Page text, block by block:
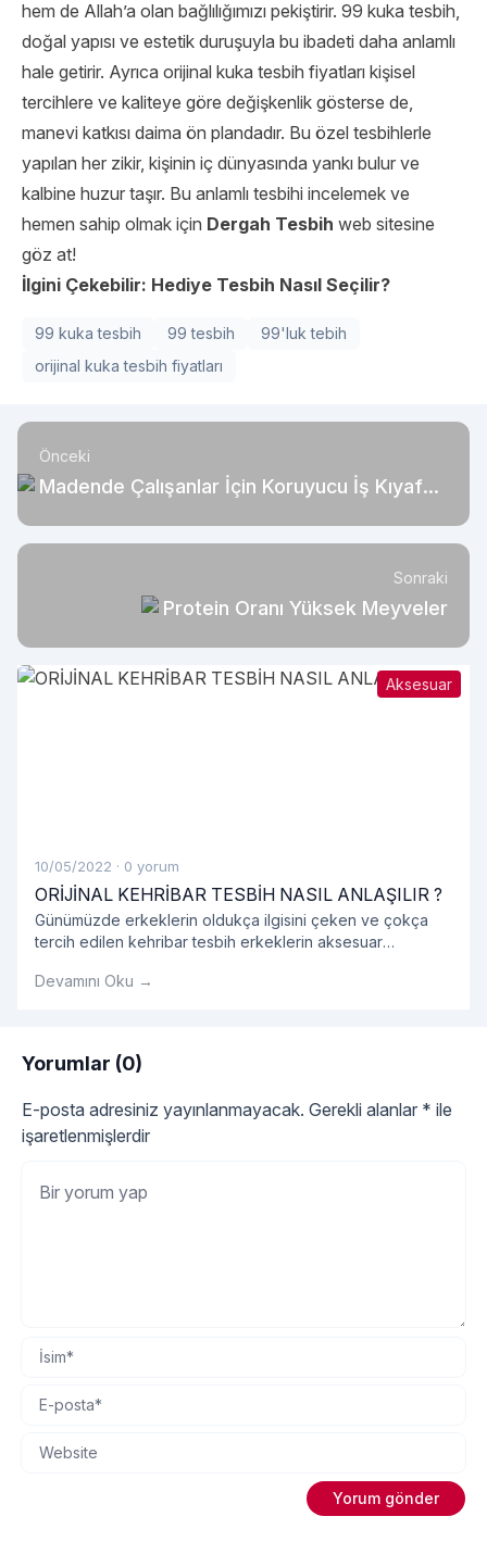
hem de Allah’a olan bağlılığımızı pekiştirir. 99 kuka tesbih,
doğal yapısı ve estetik duruşuyla bu ibadeti daha anlamlı
hale getirir. Ayrıca orijinal kuka tesbih fiyatları kişisel
tercihlere ve kaliteye göre değişkenlik gösterse de,
manevi katkısı daima ön plandadır. Bu özel tesbihlerle
yapılan her zikir, kişinin iç dünyasında yankı bulur ve
kalbine huzur taşır. Bu anlamlı tesbihi incelemek ve
hemen sahip olmak için Dergah Tesbih web sitesine
göz at!
İlgini Çekebilir: Hediye Tesbih Nasıl Seçilir?
99 kuka tesbih 99 tesbih
99'luk tebih
orijinal kuka tesbih fiyatları
Önceki
Madende Çalışanlar İçin Koruyucu İş Kıyafeti
Sonraki
Protein Oranı Yüksek Meyveler
Aksesuar
10/05/2022 · 0 yorum
ORİJİNAL KEHRİBAR TESBİH NASIL ANLAŞILIR ?
Günümüzde erkeklerin oldukça ilgisini çeken ve çokça
tercih edilen kehribar tesbih erkeklerin aksesuar
Genellikle hediyelik olarak alınan kehribar tesbih
Devamını Oku →
Yorumlar (0)
E-posta adresiniz yayınlanmayacak. Gerekli alanlar * ile
işaretlenmişlerdir